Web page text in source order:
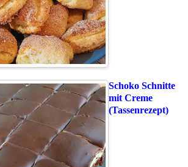
Schoko Schnitte
mit Creme
(Tassenrezept)